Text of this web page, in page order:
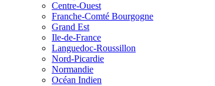
Centre-Ouest
Franche-Comté Bourgogne
Grand Est
Ile-de-France
Languedoc-Roussillon
Nord-Picardie
Normandie
Océan Indien